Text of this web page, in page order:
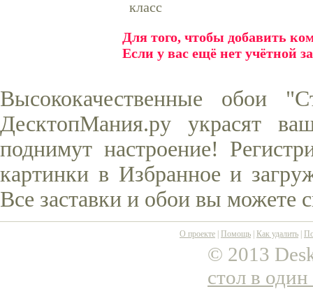
класс
Для того, чтобы добавить
Если у вас ещё нет учётной
Высококачественные обои
ДесктопМания.ру украсят
поднимут настроение!
картинки в Избранное и
Все заставки и обои вы можете
О проекте Помощь Как удалить
© 2013
стол в